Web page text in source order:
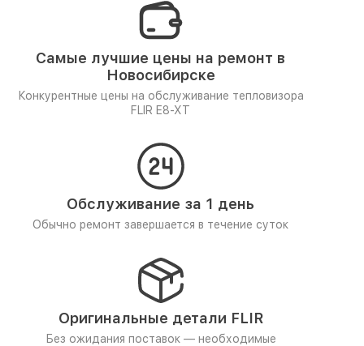
Самые лучшие цены на ремонт в
Новосибирске
Конкурентные цены на обслуживание тепловизора
FLIR E8-XT
Обслуживание за 1 день
Обычно ремонт завершается в течение суток
Оригинальные детали FLIR
Без ожидания поставок — необходимые